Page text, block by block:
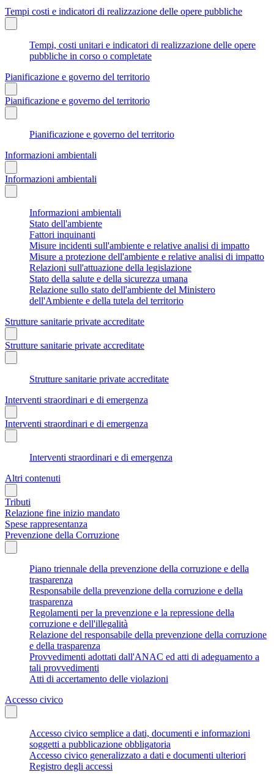
Tempi costi e indicatori di realizzazione delle opere pubbliche
Tempi, costi unitari e indicatori di realizzazione delle opere
pubbliche in corso o completate
Pianificazione e governo del territorio
Pianificazione e governo del territorio
Pianificazione e governo del territorio
Informazioni ambientali
Informazioni ambientali
Informazioni ambientali
Stato dell'ambiente
Fattori inquinanti
Misure incidenti sull'ambiente e relative analisi di impatto
Misure a protezione dell'ambiente e relative analisi di impatto
Relazioni sull'attuazione della legislazione
Stato della salute e della sicurezza umana
Relazione sullo stato dell'ambiente del Ministero
dell'Ambiente e della tutela del territorio
Strutture sanitarie private accreditate
Strutture sanitarie private accreditate
Strutture sanitarie private accreditate
Interventi straordinari e di emergenza
Interventi straordinari e di emergenza
Interventi straordinari e di emergenza
Altri contenuti
Tributi
Relazione fine inizio mandato
Spese rappresentanza
Prevenzione della Corruzione
Piano triennale della prevenzione della corruzione e della
trasparenza
Responsabile della prevenzione della corruzione e della
trasparenza
Regolamenti per la prevenzione e la repressione della
corruzione e dell'illegalità
Relazione del responsabile della prevenzione della corruzione
e della trasparenza
Provvedimenti adottati dall'ANAC ed atti di adeguamento a
tali provvedimenti
Atti di accertamento delle violazioni
Accesso civico
Accesso civico semplice a dati, documenti e informazioni
soggetti a pubblicazione obbligatoria
Accesso civico generalizzato a dati e documenti ulteriori
Registro degli accessi